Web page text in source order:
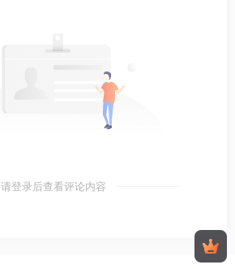
请登录后查看评论内容